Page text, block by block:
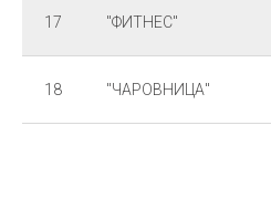
17 "ФИТНЕС"
18 "ЧАРОВНИЦА"